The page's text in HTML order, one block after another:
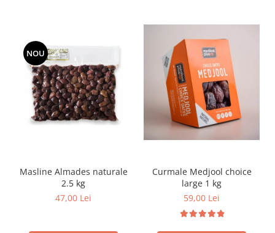
NOU
Masline Almades naturale
2.5 kg
47,00 Lei
Curmale Medjool choice
large 1 kg
59,00 Lei